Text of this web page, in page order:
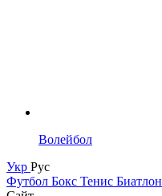
Волейбол
Укр Рус
Футбол Бокс Тенис Биатлон